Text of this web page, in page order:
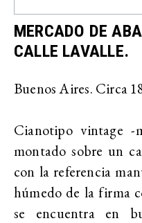
MERCADO DE
CALLE LAVALLE.
Buenos Aires. Circa
Cianotipo vintage -
montado sobre un
con la referencia
húmedo de la firma
se encuentra en